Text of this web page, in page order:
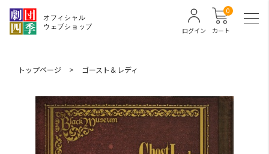
カート
0
ログイン
トップページ > ゴースト＆レディ